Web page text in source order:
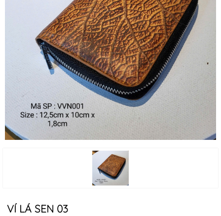
VÍ LÁ SEN 03